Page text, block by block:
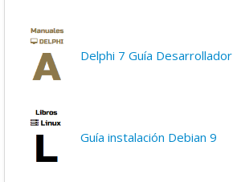
Delphi 7 Guía Desarrollador
Guía instalación Debian 9